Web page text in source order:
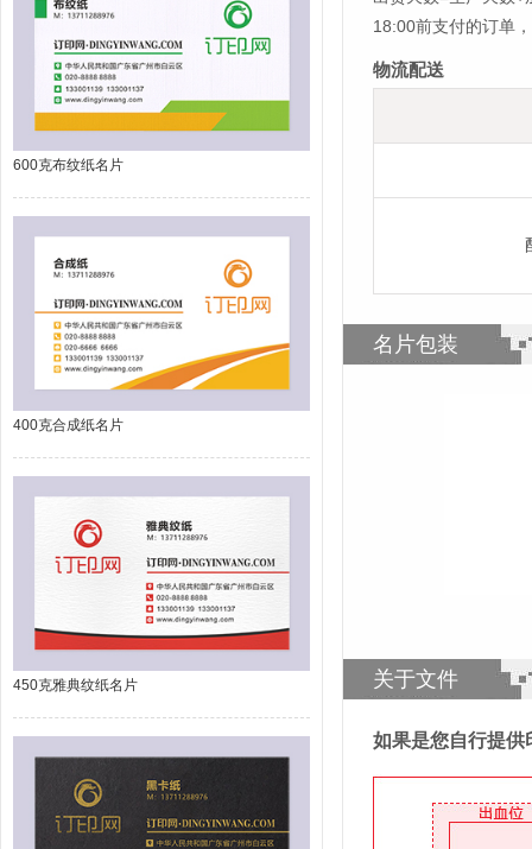
600克布纹纸名片
400克合成纸名片
450克雅典纹纸名片
18:00前支付的订单
物流配送
名片包装
关于文件
如果是您自行提供